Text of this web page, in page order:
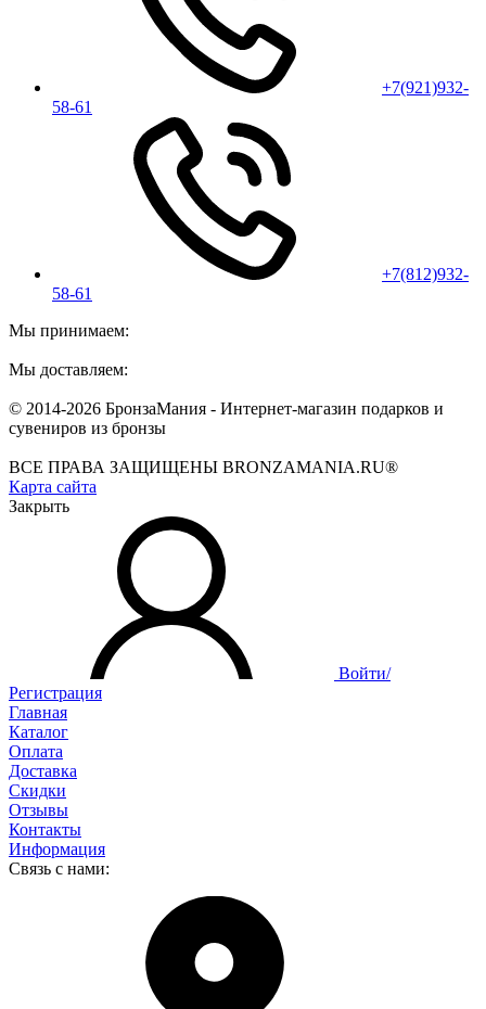
+7(921)932-
58-61
+7(812)932-
58-61
Мы принимаем:
Мы доставляем:
© 2014-2026 БронзаМания - Интернет-магазин подарков и
сувениров из бронзы
ВСЕ ПРАВА ЗАЩИЩЕНЫ BRONZAMANIA.RU®
Карта сайта
Закрыть
Войти/
Регистрация
Главная
Каталог
Оплата
Доставка
Скидки
Отзывы
Контакты
Информация
Связь с нами: